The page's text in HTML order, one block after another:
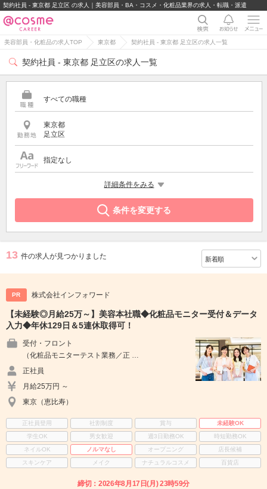
契約社員 - 東京都 足立区 の求人｜美容部員・BA・コスメ・化粧品業界の求人・転職・派遣
美容部員・化粧品の求人TOP 東京都 契約社員 - 東京都 足立区の求人一覧
契約社員 - 東京都 足立区の求人一覧
すべての職種
東京都
足立区
指定なし
詳細条件をみる
条件を変更する
13 件の求人が見つかりました
PR 株式会社インフォワード
【未経験◎月給25万～】美容本社職◆化粧品モニター受付＆データ
入力◆年休129日＆5連休取得可！
受付・フロント
（化粧品モニターテスト業務／正 …
正社員
月給25万円 ～
東京（恵比寿）
正社員登用 社割制度 賞与
未経験OK
学生OK
男女歓迎 週3日勤務OK
時短勤務OK
ネイルOK
ノルマなし オープニング
店長候補
スキンケア
メイク ナチュラルコスメ 百貨店
締切：2026年8月17日(月) 23時59分